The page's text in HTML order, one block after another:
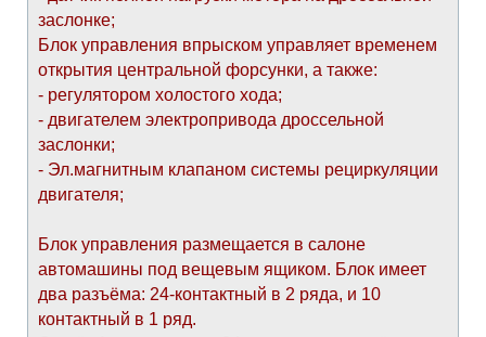
заслонке;
Блок управления впрыском управляет временем
открытия центральной форсунки, а также:
- регулятором холостого хода;
- двигателем электропривода дроссельной
заслонки;
- Эл.магнитным клапаном системы рециркуляции
двигателя;
Блок управления размещается в салоне
автомашины под вещевым ящиком. Блок имеет
два разъёма: 24-контактный в 2 ряда, и 10
контактный в 1 ряд.